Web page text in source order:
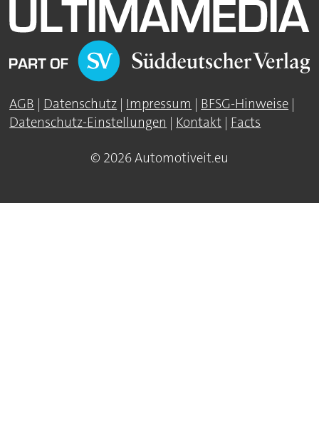
AGB Datenschutz Impressum BFSG-Hinweise
Datenschutz-Einstellungen
Kontakt Facts
© 2026 Automotiveit.eu